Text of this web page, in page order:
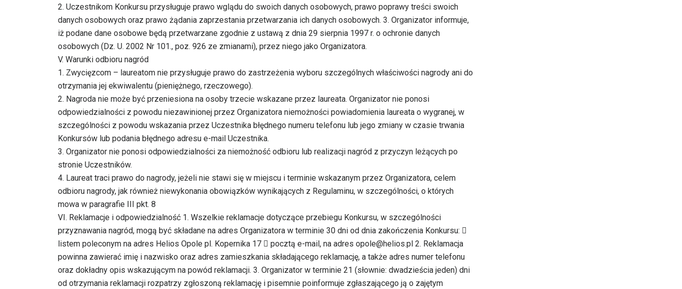
2. Uczestnikom Konkursu przysługuje prawo wglądu do swoich danych osobowych, prawo poprawy treści swoich
danych osobowych oraz prawo żądania zaprzestania przetwarzania ich danych osobowych. 3. Organizator informuje,
iż podane dane osobowe będą przetwarzane zgodnie z ustawą z dnia 29 sierpnia 1997 r. o ochronie danych
osobowych (Dz. U. 2002 Nr 101., poz. 926 ze zmianami), przez niego jako Organizatora.
V. Warunki odbioru nagród
1. Zwycięzcom – laureatom nie przysługuje prawo do zastrzeżenia wyboru szczególnych właściwości nagrody ani do
otrzymania jej ekwiwalentu (pieniężnego, rzeczowego).
2. Nagroda nie może być przeniesiona na osoby trzecie wskazane przez laureata. Organizator nie ponosi
odpowiedzialności z powodu niezawinionej przez Organizatora niemożności powiadomienia laureata o wygranej, w
szczególności z powodu wskazania przez Uczestnika błędnego numeru telefonu lub jego zmiany w czasie trwania
Konkursów lub podania błędnego adresu e-mail Uczestnika.
3. Organizator nie ponosi odpowiedzialności za niemożność odbioru lub realizacji nagród z przyczyn leżących po
stronie Uczestników.
4. Laureat traci prawo do nagrody, jeżeli nie stawi się w miejscu i terminie wskazanym przez Organizatora, celem
odbioru nagrody, jak również niewykonania obowiązków wynikających z Regulaminu, w szczególności, o których
mowa w paragrafie III pkt. 8
VI. Reklamacje i odpowiedzialność 1. Wszelkie reklamacje dotyczące przebiegu Konkursu, w szczególności
przyznawania nagród, mogą być składane na adres Organizatora w terminie 30 dni od dnia zakończenia Konkursu: 
listem poleconym na adres Helios Opole pl. Kopernika 17  pocztą e-mail, na adres opole@helios.pl 2. Reklamacja
powinna zawierać imię i nazwisko oraz adres zamieszkania składającego reklamację, a także adres numer telefonu
oraz dokładny opis wskazującym na powód reklamacji. 3. Organizator w terminie 21 (słownie: dwadzieścia jeden) dni
od otrzymania reklamacji rozpatrzy zgłoszoną reklamację i pisemnie poinformuje zgłaszającego ją o zajętym